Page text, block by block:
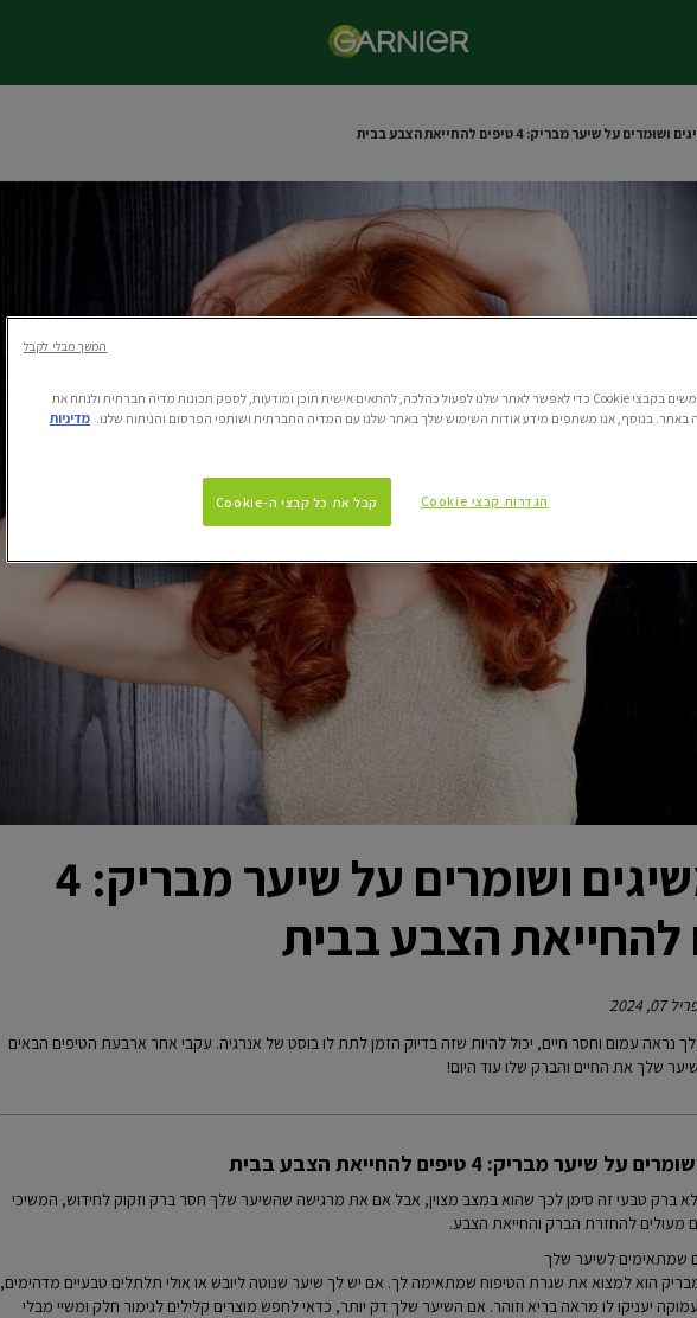
על שיער מבריק: 4 טיפים להחייאת הצבע בבית
איך משיגים ושומרים על שיער מבריק: 4
להחייאת הצבע בבית
2024
נראה עמום וחסר חיים, יכול להיות שזה בדיוק הזמן לתת לו בוסט של אנרגיה. עקבי אחר ארבעת הטיפים הבאים
שלך את החיים והברק שלו עוד היום!
שיער מבריק: 4 טיפים להחייאת הצבע בבית
ברק טבעי זה סימן לכך שהוא במצב מצוין, אבל אם את מרגישה שהשיער שלך חסר ברק וזקוק לחידוש, המשיכי
מעולים להחזרת הברק והחייאת הצבע.
שמתאימים לשיער שלך
הוא למצוא את שגרת הטיפוח שמתאימה לך. אם יש לך שיער שנוטה ליובש או אולי תלתלים טבעיים מדהימים,
יעניקו לו מראה בריא וזוהר. אם השיער שלך דק יותר, כדאי לחפש מוצרים קלילים לגימור חלק ומשיי מבלי
אנו משתמשים בקבצי Cookie כדי לאפשר לאתר שלנו לפעול כהלכה, להתאים אישית תוכן ומודעות, לספק תכונות מדיה חברתית ולנתח את
באתר. בנוסף, אנו משתפים מידע אודות השימוש שלך באתר שלנו עם המדיה החברתית ושותפי הפרסום והניתוח שלנו. מדיניות
הגדרות קבצי Cookie קבל את כל קבצי ה-Cookie
המשך מבלי לקבל